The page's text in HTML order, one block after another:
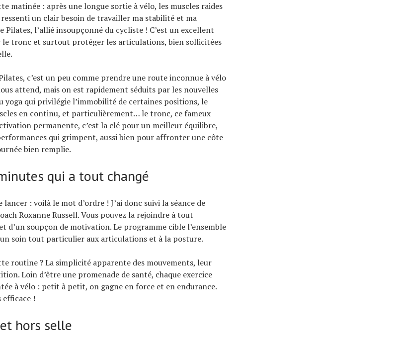
matinée : après une longue sortie à vélo, les muscles raides
ressenti un clair besoin de travailler ma stabilité et ma
Pilates, l’allié insoupçonné du cycliste ! C’est un excellent
tronc et surtout protéger les articulations, bien sollicitées
c’est un peu comme prendre une route inconnue à vélo
attend, mais on est rapidement séduits par les nouvelles
yoga qui privilégie l’immobilité de certaines positions, le
en continu, et particulièrement… le tronc, ce fameux
permanente, c’est la clé pour un meilleur équilibre,
qui grimpent, aussi bien pour affronter une côte
bien remplie.
qui a tout changé
: voilà le mot d’ordre ! J’ai donc suivi la séance de
Roxanne Russell. Vous pouvez la rejoindre à tout
d’un soupçon de motivation. Le programme cible l’ensemble
soin tout particulier aux articulations et à la posture.
routine ? La simplicité apparente des mouvements, leur
Loin d’être une promenade de santé, chaque exercice
à vélo : petit à petit, on gagne en force et en endurance.
efficace !
hors selle